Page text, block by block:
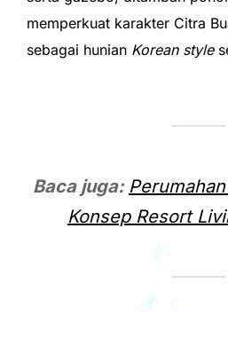
memperkuat karakter Citra
sebagai hunian Korean style
Baca juga:
Konsep Resort